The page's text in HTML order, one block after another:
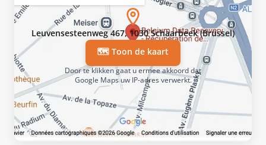
Leuvensesteenweg 467, 1030 Schaarbeek (Brussel)
🗺️ Toon de kaart
Door te klikken gaat u ermee akkoord dat
Google Maps uw IP-adres verwerkt.